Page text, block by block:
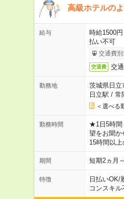
高級ホテルの
給与
時給1500
払い不可
交通費別
交通費 交
勤務地
茨城県日立
日立駅 / 常
＜選べる
勤務時間
★1日5時間
望をお聞
15時間以
期間 短期2ヵ月
特徴 日払いOK/
コンスキル